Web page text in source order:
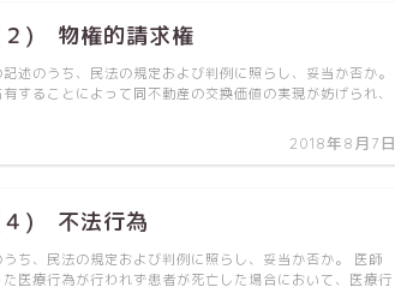
) 物権的請求権
2018年8月7日
述のうち、民法の規定および判例に照らし、妥当か否か。
することによって同不動産の交換価値の実現が妨げられ、
) 不法行為
ち、民法の規定および判例に照らし、妥当か否か。 医師
医療行為が行われず患者が死亡した場合において、医療行